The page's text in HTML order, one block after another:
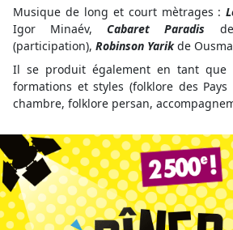
Musique de long et court mètrages :
Igor Minaév,Cabaret Paradis
(participation), Robinson Yarikde
Il se produit également en tant que
formations et styles (folklore des
chambre, folklore persan,